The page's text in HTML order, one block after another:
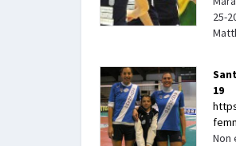
25-
19
Non